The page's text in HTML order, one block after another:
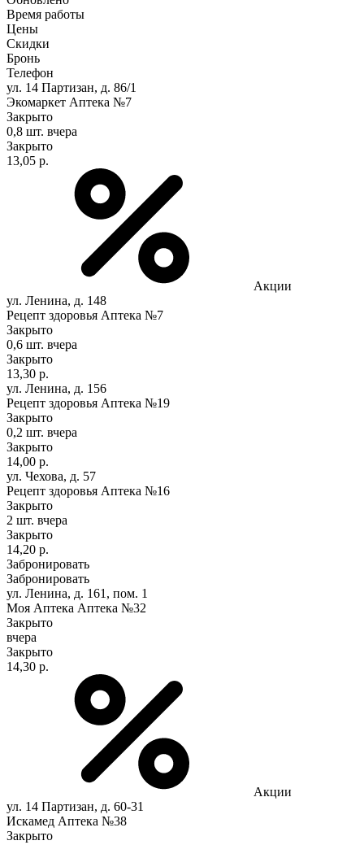
Время работы
Цены
Скидки
Бронь
Телефон
ул. 14 Партизан, д. 86/1
Экомаркет Аптека №7
Закрыто
0,8 шт. вчера
Закрыто
13,05 р.
Акции
ул. Ленина, д. 148
Рецепт здоровья Аптека №7
Закрыто
0,6 шт. вчера
Закрыто
13,30 р.
ул. Ленина, д. 156
Рецепт здоровья Аптека №19
Закрыто
0,2 шт. вчера
Закрыто
14,00 р.
ул. Чехова, д. 57
Рецепт здоровья Аптека №16
Закрыто
2 шт. вчера
Закрыто
14,20 р.
Забронировать
Забронировать
ул. Ленина, д. 161, пом. 1
Моя Аптека Аптека №32
Закрыто
вчера
Закрыто
14,30 р.
Акции
ул. 14 Партизан, д. 60-31
Искамед Аптека №38
Закрыто